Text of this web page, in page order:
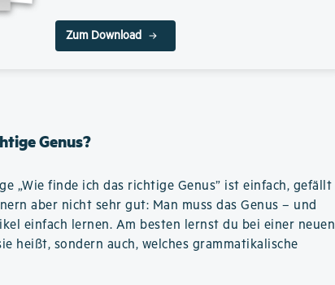
Zum Download
Genus?
„Wie finde ich das richtige Genus” ist einfach, gefällt
aber nicht sehr gut: Man muss das Genus – und
einfach lernen. Am besten lernst du bei einer neuen
heißt, sondern auch, welches grammatikalische